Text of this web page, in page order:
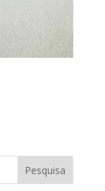
Pesquisa